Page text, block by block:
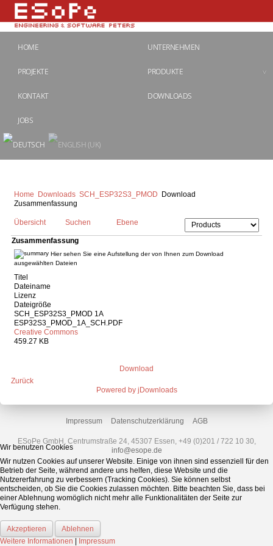
HOME UNTERNEHMEN
PROJEKTE PRODUKTE
KONTAKT DOWNLOADS
JOBS
Home Downloads SCH_ESP32S3_PMOD
Download
Zusammenfassung
Übersicht Suchen Ebene
Zusammenfassung
Hier sehen Sie eine Aufstellung der von Ihnen zum Download
ausgewählten Dateien
Titel
Dateiname
Lizenz
Dateigröße
SCH_ESP32S3_PMOD 1A
ESP32S3_PMOD_1A_SCH.PDF
Creative Commons
459.27 KB
Download
Zurück
Powered by jDownloads
Impressum Datenschutzerklärung AGB
ESoPe GmbH, Centrumstraße 24, 45307 Essen, +49 (0)201 / 722 10 30,
info@esope.de
Wir benutzen Cookies
Wir nutzen Cookies auf unserer Website. Einige von ihnen sind essenziell für den
Betrieb der Seite, während andere uns helfen, diese Website und die
Nutzererfahrung zu verbessern (Tracking Cookies). Sie können selbst
entscheiden, ob Sie die Cookies zulassen möchten. Bitte beachten Sie, dass bei
einer Ablehnung womöglich nicht mehr alle Funktionalitäten der Seite zur
Verfügung stehen.
Akzeptieren
Ablehnen
Weitere Informationen
Impressum